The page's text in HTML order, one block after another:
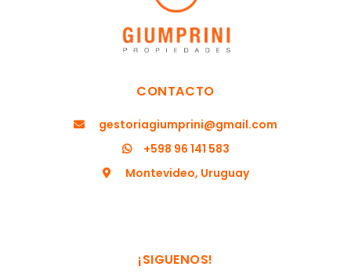
CONTACTO
gestoriagiumprini@gmail.com
+598 96 141 583
Montevideo, Uruguay
¡SIGUENOS!